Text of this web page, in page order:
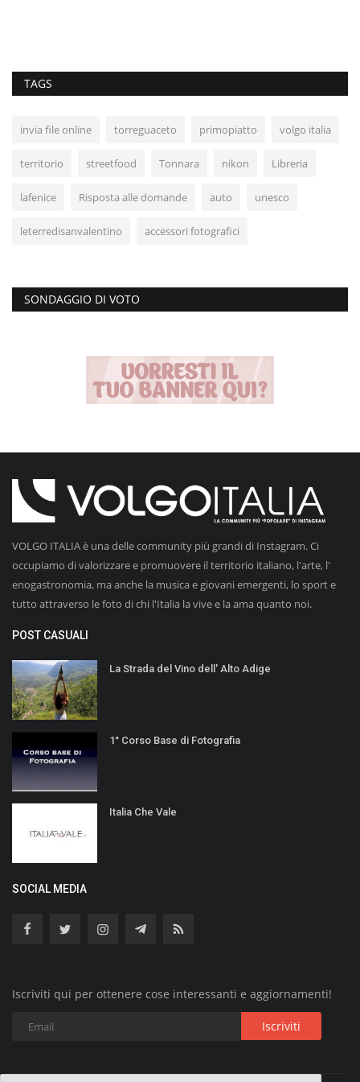
TAGS
invia file online torreguaceto primopiatto volgo italia
territorio streetfood Tonnara nikon Libreria
lafenice Risposta alle domande auto unesco
leterredisanvalentino accessori fotografici
SONDAGGIO DI VOTO
VOLGO ITALIA è una delle community più grandi di Instagram. Ci
occupiamo di valorizzare e promuovere il territorio italiano, l'arte, l'
enogastronomia, ma anche la musica e giovani emergenti, lo sport e
tutto attraverso le foto di chi l'Italia la vive e la ama quanto noi.
POST CASUALI
La Strada del Vino dell' Alto Adige
1° Corso Base di Fotografia
Italia Che Vale
SOCIAL MEDIA
Iscriviti qui per ottenere cose interessanti e aggiornamenti!
Iscriviti